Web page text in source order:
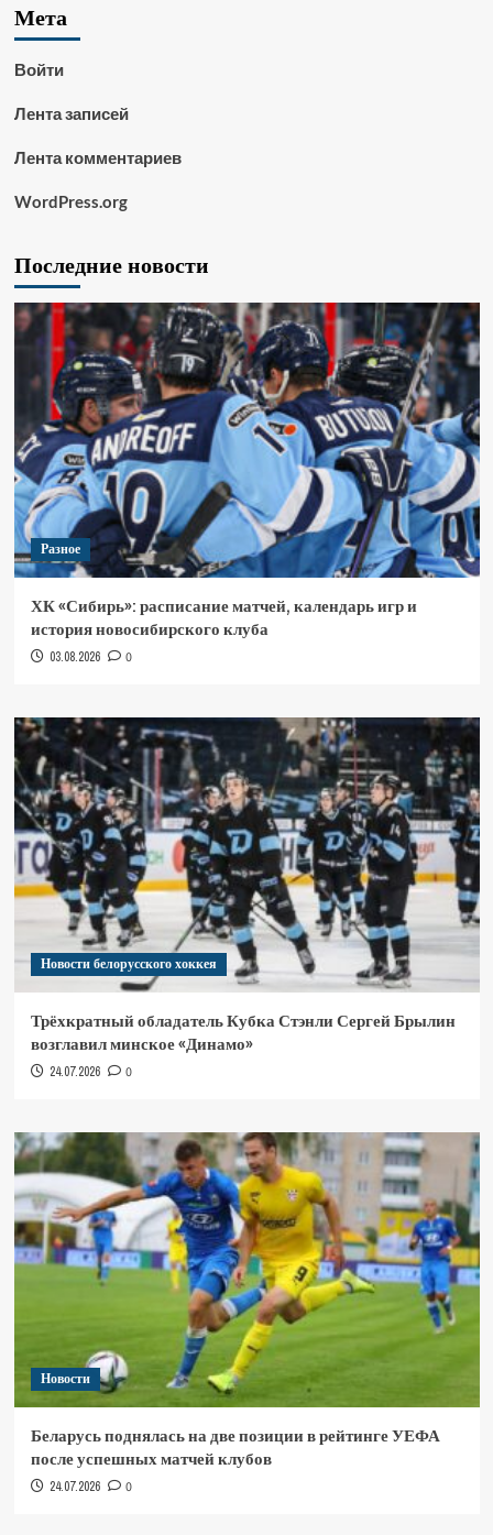
Мета
Войти
Лента записей
Лента комментариев
WordPress.org
Последние новости
Разное
ХК «Сибирь»: расписание матчей, календарь игр и
история новосибирского клуба
03.08.2026 0
Новости белорусского хоккея
Трёхкратный обладатель Кубка Стэнли Сергей Брылин
возглавил минское «Динамо»
24.07.2026 0
Новости
Беларусь поднялась на две позиции в рейтинге УЕФА
после успешных матчей клубов
24.07.2026 0